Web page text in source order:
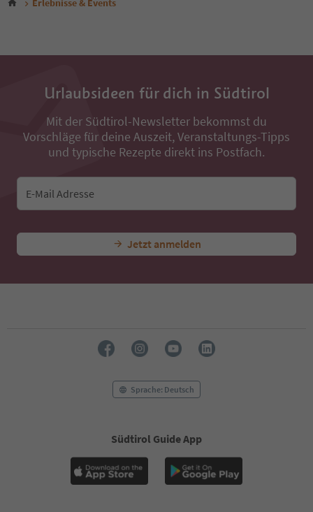
Erlebnisse & Events
Urlaubsideen für dich in Südtirol
Mit der Südtirol-Newsletter bekommst du
Vorschläge für deine Auszeit, Veranstaltungs-Tipps
und typische Rezepte direkt ins Postfach.
E-Mail Adresse
Jetzt anmelden
Sprache: Deutsch
Südtirol Guide App